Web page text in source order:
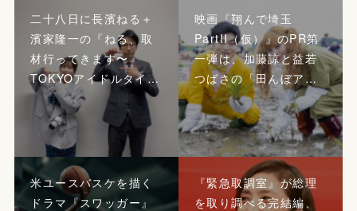
二十八日に長濱ねる＋
濱家隆一の『ねる、取
材行ってきます〜
TOKYOアイドルタイ…
映画『翔んで埼玉
PartII（仮）』のPR第
一弾は、加藤諒と益若
つばさの「田んぼア…
米ユースバスケを描く
ドラマ『スワッガー』
『緊急取調室』が総理
を取り調べる完結編、